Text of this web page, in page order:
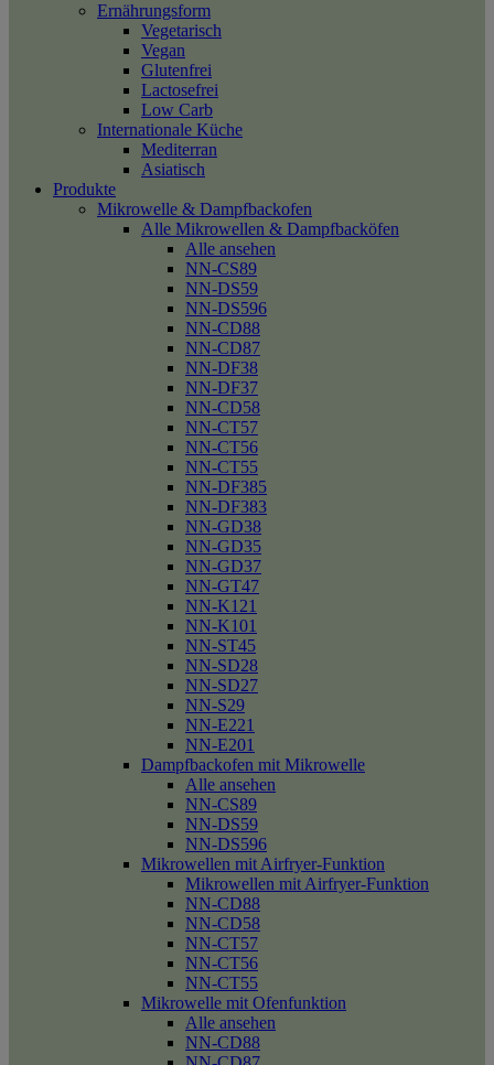
Ernährungsform
Vegetarisch
Vegan
Glutenfrei
Lactosefrei
Low Carb
Internationale Küche
Mediterran
Asiatisch
Produkte
Mikrowelle & Dampfbackofen
Alle Mikrowellen & Dampfbacköfen
Alle ansehen
NN-CS89
NN-DS59
NN-DS596
NN-CD88
NN-CD87
NN-DF38
NN-DF37
NN-CD58
NN-CT57
NN-CT56
NN-CT55
NN-DF385
NN-DF383
NN-GD38
NN-GD35
NN-GD37
NN-GT47
NN-K121
NN-K101
NN-ST45
NN-SD28
NN-SD27
NN-S29
NN-E221
NN-E201
Dampfbackofen mit Mikrowelle
Alle ansehen
NN-CS89
NN-DS59
NN-DS596
Mikrowellen mit Airfryer-Funktion
Mikrowellen mit Airfryer-Funktion
NN-CD88
NN-CD58
NN-CT57
NN-CT56
NN-CT55
Mikrowelle mit Ofenfunktion
Alle ansehen
NN-CD88